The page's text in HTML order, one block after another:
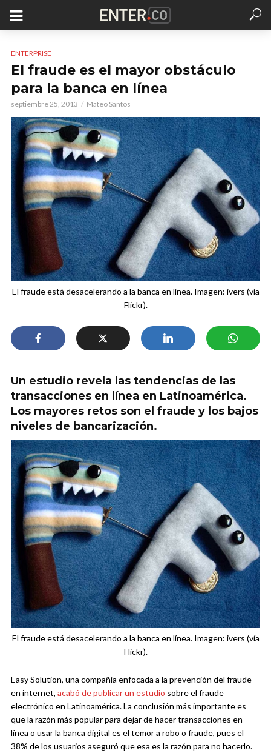
ENTERPRISE
El fraude es el mayor obstáculo
para la banca en línea
septiembre 25, 2013 Mateo Santos
El fraude está desacelerando a la banca en línea. Imagen: ivers (vía
Flickr).
Un estudio revela las tendencias de las
transacciones en línea en Latinoamérica.
Los mayores retos son el fraude y los bajos
niveles de bancarización.
El fraude está desacelerando a la banca en línea. Imagen: ivers (vía
Flickr).
Easy Solution, una compañía enfocada a la prevención del fraude
en internet, acabó de publicar un estudio sobre el fraude
electrónico en Latinoamérica. La conclusión más importante es
que la razón más popular para dejar de hacer transacciones en
línea o usar la banca digital es el temor a robo o fraude, pues el
38% de los usuarios aseguró que esa es la razón para no hacerlo.